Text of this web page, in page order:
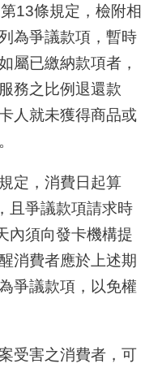
13條規定，檢附相
為爭議款項，暫時
屬已繳納款項者，
務之比例退還款
人就未獲得商品或
，消費日起算
且爭議款項請求時
內須向發卡機構提
消費者應於上述期
爭議款項，以免權
害之消費者，可